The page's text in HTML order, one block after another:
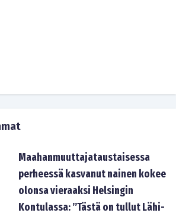
Maahanmuuttajataustaisessa
perheessä kasvanut nainen kokee
olonsa vieraaksi Helsingin
Kontulassa: ”Tästä on tullut Lähi-